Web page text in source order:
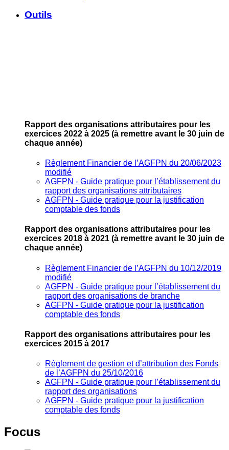
Outils
Rapport des organisations attributaires pour les
exercices 2022 à 2025 (à remettre avant le 30 juin de
chaque année)
Règlement Financier de l’AGFPN du 20/06/2023
modifié
AGFPN ‐ Guide pratique pour l’établissement du
rapport des organisations attributaires
AGFPN ‐ Guide pratique pour la justification
comptable des fonds
Rapport des organisations attributaires pour les
exercices 2018 à 2021 (à remettre avant le 30 juin de
chaque année)
Règlement Financier de l’AGFPN du 10/12/2019
modifié
AGFPN ‐ Guide pratique pour l’établissement du
rapport des organisations de branche
AGFPN ‐ Guide pratique pour la justification
comptable des fonds
Rapport des organisations attributaires pour les
exercices 2015 à 2017
Règlement de gestion et d’attribution des Fonds
de l’AGFPN du 25/10/2016
AGFPN ‐ Guide pratique pour l’établissement du
rapport des organisations
AGFPN ‐ Guide pratique pour la justification
comptable des fonds
Focus